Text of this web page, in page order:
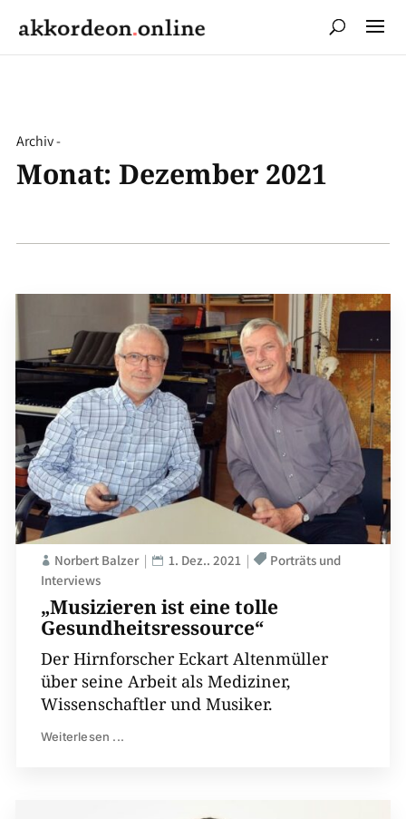
Archiv -
Monat:Dezember 2021
„Musizieren ist eine tolle
Gesundheitsressource“
Norbert Balzer 1. Dez.. 2021
Porträts und
Interviews
Der Hirnforscher Eckart Altenmüller
über seine Arbeit als Mediziner,
Wissenschaftler und Musiker.
Weiterlesen ...